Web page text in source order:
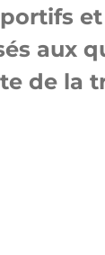
aux
de la